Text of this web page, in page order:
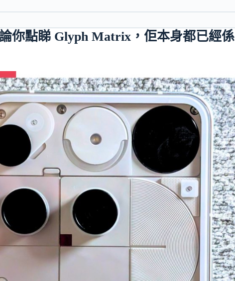
你點睇 Glyph Matrix，佢本身都已經係